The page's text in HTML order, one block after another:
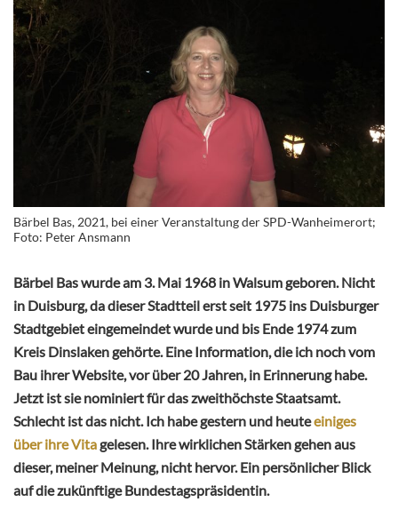
Bärbel Bas, 2021, bei einer Veranstaltung der SPD-Wanheimerort;
Foto: Peter Ansmann
Bärbel Bas wurde am 3. Mai 1968 in Walsum geboren. Nicht
in Duisburg, da dieser Stadtteil erst seit 1975 ins Duisburger
Stadtgebiet eingemeindet wurde und bis Ende 1974 zum
Kreis Dinslaken gehörte. Eine Information, die ich noch vom
Bau ihrer Website, vor über 20 Jahren, in Erinnerung habe.
Jetzt ist sie nominiert für das zweithöchste Staatsamt.
Schlecht ist das nicht. Ich habe gestern und heuteeiniges
über ihre Vitagelesen. Ihre wirklichen Stärken gehen aus
dieser, meiner Meinung, nicht hervor. Ein persönlicher Blick
auf die zukünftige Bundestagspräsidentin.